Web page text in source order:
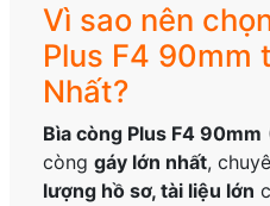
Vì sao nên
Plus F4 90mm
Nhất?
Bìa còng Plus F4 90mm
cònggáy lớn nhất,
lượng hồ sơ, tài liệu lớn